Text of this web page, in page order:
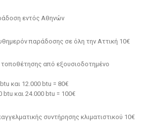
εντός Αθηνών
παράδοσης σε όλη την Αττική 10€
από εξουσιοδοτημένο
και 12.000 btu = 80€
btu και 24.000 btu = 100€
συντήρησης κλιματιστικού 10€